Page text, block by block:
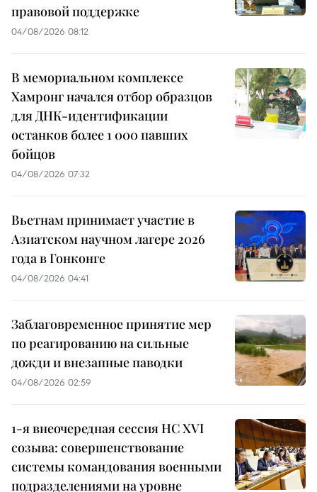
правовой поддержке
04/08/2026 08:12
В мемориальном комплексе
Хамронг начался отбор образцов
для ДНК-идентификации
останков более 1 000 павших
бойцов
04/08/2026 07:32
Вьетнам принимает участие в
Азиатском научном лагере 2026
года в Гонконге
04/08/2026 04:41
Заблаговременное принятие мер
по реагированию на сильные
дожди и внезапные паводки
04/08/2026 02:59
1-я внеочередная сессия НС XVI
созыва: совершенствование
системы командования военными
подразделениями на уровне